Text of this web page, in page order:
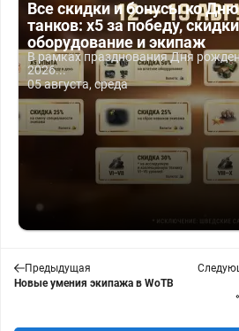
Все скидки и бонусы ко
танков: x5 за победу,
оборудование и экипаж
В рамках празднования Дня
2026...
05 августа, среда
Предыдущая
Новые умения экипажа в WoTB